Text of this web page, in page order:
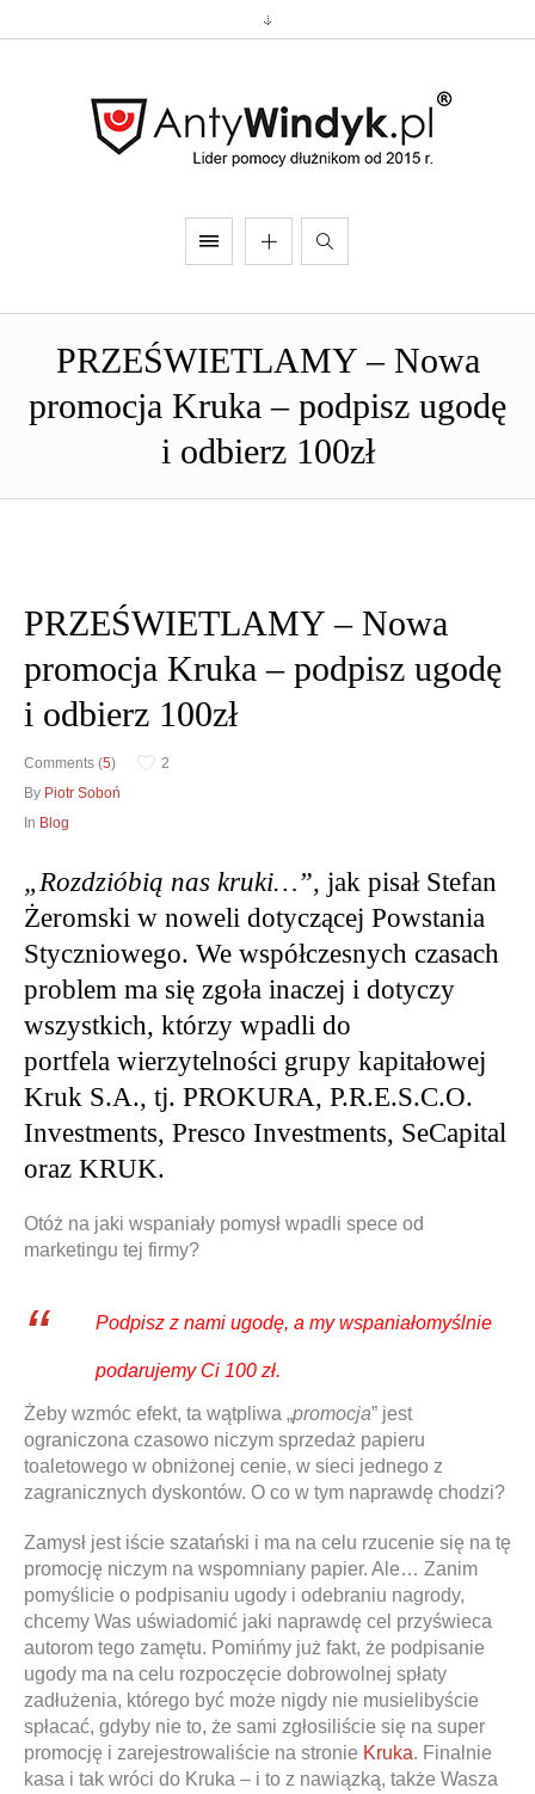
Obrona w sądzie
Reprezentacja procesowa
PRZEŚWIETLAMY – Nowa
promocja Kruka – podpisz ugodę
i odbierz 100zł
PRZEŚWIETLAMY – Nowa
promocja Kruka – podpisz ugodę
i odbierz 100zł
Comments (5)
2
By Piotr Soboń
In Blog
„Rozdzióbią nas kruki…”, jak pisał Stefan
Żeromski w noweli dotyczącej Powstania
Styczniowego. We współczesnych czasach
problem ma się zgoła inaczej i dotyczy
wszystkich, którzy wpadli do
portfela wierzytelności grupy kapitałowej
Kruk S.A., tj. PROKURA, P.R.E.S.C.O.
Investments, Presco Investments, SeCapital
oraz KRUK.
Otóż na jaki wspaniały pomysł wpadli spece od
marketingu tej firmy?
Podpisz z nami ugodę, a my wspaniałomyślnie
podarujemy Ci 100 zł.
Żeby wzmóc efekt, ta wątpliwa „promocja” jest
ograniczona czasowo niczym sprzedaż papieru
toaletowego w obniżonej cenie, w sieci jednego z
zagranicznych dyskontów. O co w tym naprawdę chodzi?
Zamysł jest iście szatański i ma na celu rzucenie się na tę
promocję niczym na wspomniany papier. Ale… Zanim
pomyślicie o podpisaniu ugody i odebraniu nagrody,
chcemy Was uświadomić jaki naprawdę cel przyświeca
autorom tego zamętu. Pomińmy już fakt, że podpisanie
ugody ma na celu rozpoczęcie dobrowolnej spłaty
zadłużenia, którego być może nigdy nie musielibyście
spłacać, gdyby nie to, że sami zgłosiliście się na super
promocję i zarejestrowaliście na stronie Kruka. Finalnie
kasa i tak wróci do Kruka – i to z nawiązką, także Wasza